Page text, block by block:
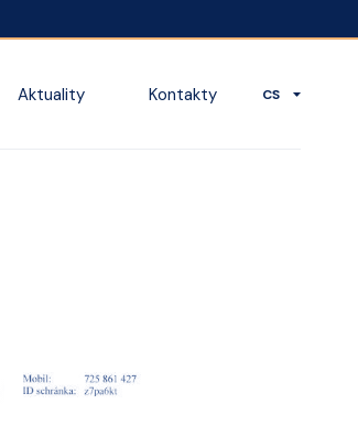
Aktuality Kontakty CS